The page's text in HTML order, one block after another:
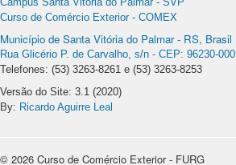
Curso de Comércio Exterior - COMEX
Município de Santa Vitória do Palmar - RS, Brasil
Rua Glicério P. de Carvalho, s/n - CEP: 96230-000
Telefones: (53) 3263-8261 e (53) 3263-8253
Versão do Site: 3.1 (2020)
By: Ricardo Aguirre Leal
© 2026 Curso de Comércio Exterior - FURG